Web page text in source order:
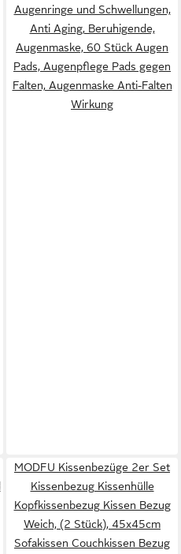
Augenringe und Schwellungen,
Anti Aging, Beruhigende,
Augenmaske, 60 Stück Augen
Pads, Augenpflege Pads gegen
Falten, Augenmaske Anti-Falten
Wirkung
MODFU Kissenbezüge 2er Set
Kissenbezug Kissenhülle
Kopfkissenbezug Kissen Bezug
Weich, (2 Stück), 45x45cm
Sofakissen Couchkissen Bezug